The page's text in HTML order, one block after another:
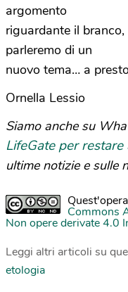
argomento
riguardante il
parleremo di un
nuovo tema… a
Ornella Lessio
Siamo anche su
LifeGate per
ultime notizie e sulle
Commons
Non opere derivate 4.0
Leggi altri articoli su
etologia